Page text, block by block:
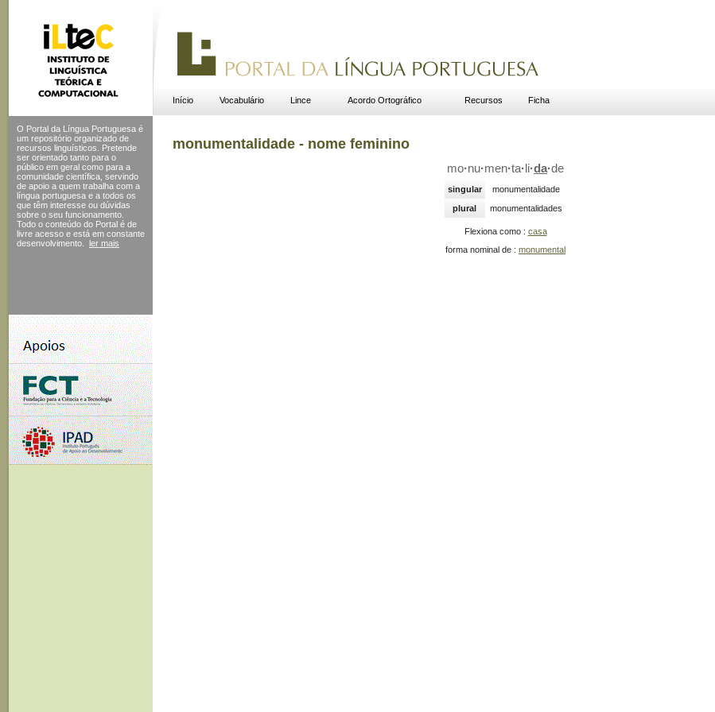
Início Vocabulário Lince Acordo Ortográfico Recursos Ficha
O Portal da Língua Portuguesa é
um repositório organizado de
recursos linguísticos. Pretende
ser orientado tanto para o
público em geral como para a
comunidade científica, servindo
de apoio a quem trabalha com a
língua portuguesa e a todos os
que têm interesse ou dúvidas
sobre o seu funcionamento.
Todo o conteúdo do Portal é de
livre acesso e está em constante
desenvolvimento.
ler mais
monumentalidade - nome feminino
mo·nu·men·ta· li·da·de
singular
monumentalidade
plural
monumentalidades
Flexiona como : casa
forma nominal de : monumental